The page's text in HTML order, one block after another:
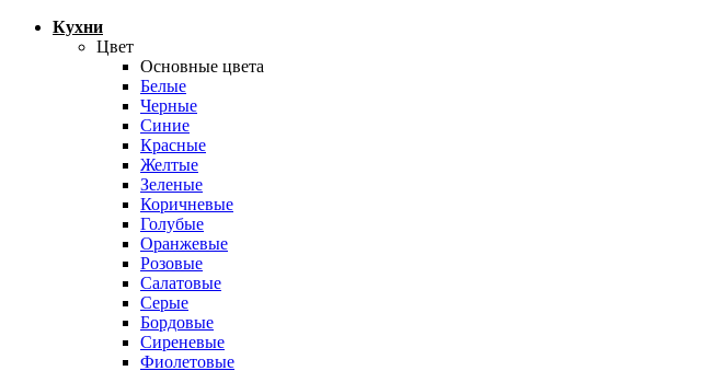
Кухни
Цвет
Основные цвета
Белые
Черные
Синие
Красные
Желтые
Зеленые
Коричневые
Голубые
Оранжевые
Розовые
Салатовые
Серые
Бордовые
Сиреневые
Фиолетовые